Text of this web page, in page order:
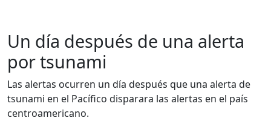
Un día después de una alerta
por tsunami
Las alertas ocurren un día después que una alerta de
tsunami en el Pacífico disparara las alertas en el país
centroamericano.